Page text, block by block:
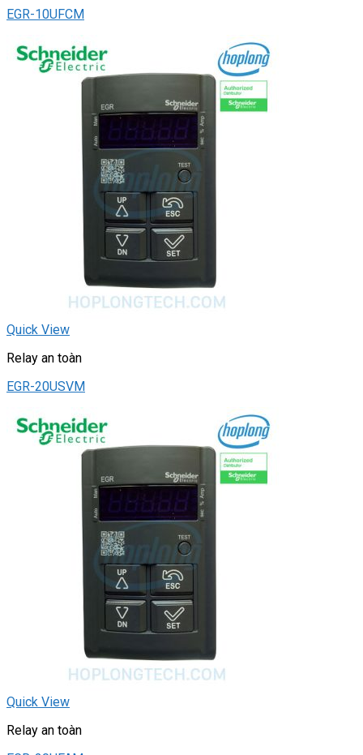
EGR-10UFCM
Quick View
Relay an toàn
EGR-20USVM
Quick View
Relay an toàn